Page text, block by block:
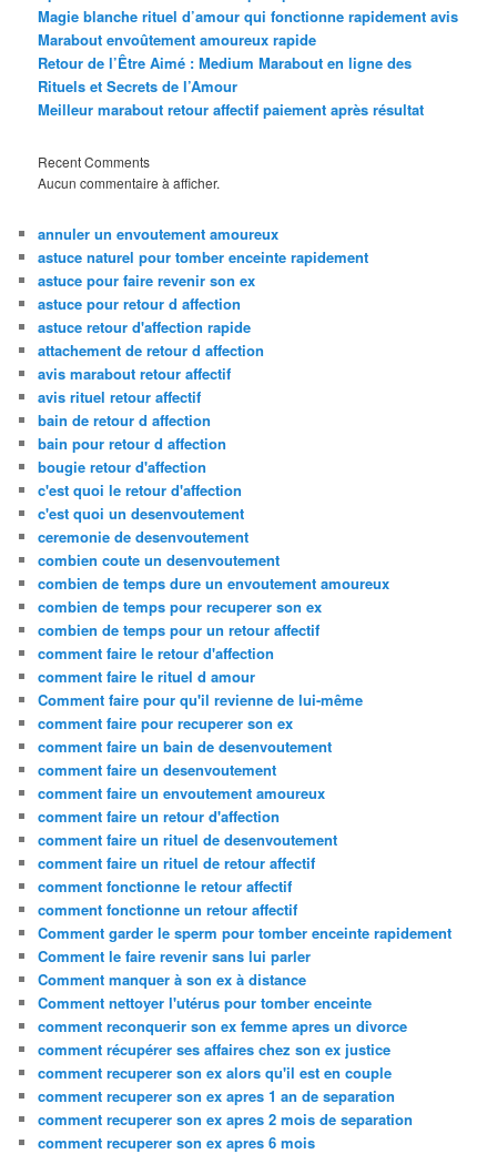
Magie blanche rituel d’amour qui fonctionne rapidement avis
Marabout envoûtement amoureux rapide
Retour de l’Être Aimé : Medium Marabout en ligne des
Rituels et Secrets de l’Amour
Meilleur marabout retour affectif paiement après résultat
Recent Comments
Aucun commentaire à afficher.
annuler un envoutement amoureux
astuce naturel pour tomber enceinte rapidement
astuce pour faire revenir son ex
astuce pour retour d affection
astuce retour d'affection rapide
attachement de retour d affection
avis marabout retour affectif
avis rituel retour affectif
bain de retour d affection
bain pour retour d affection
bougie retour d'affection
c'est quoi le retour d'affection
c'est quoi un desenvoutement
ceremonie de desenvoutement
combien coute un desenvoutement
combien de temps dure un envoutement amoureux
combien de temps pour recuperer son ex
combien de temps pour un retour affectif
comment faire le retour d'affection
comment faire le rituel d amour
Comment faire pour qu'il revienne de lui-même
comment faire pour recuperer son ex
comment faire un bain de desenvoutement
comment faire un desenvoutement
comment faire un envoutement amoureux
comment faire un retour d'affection
comment faire un rituel de desenvoutement
comment faire un rituel de retour affectif
comment fonctionne le retour affectif
comment fonctionne un retour affectif
Comment garder le sperm pour tomber enceinte rapidement
Comment le faire revenir sans lui parler
Comment manquer à son ex à distance
Comment nettoyer l'utérus pour tomber enceinte
comment reconquerir son ex femme apres un divorce
comment récupérer ses affaires chez son ex justice
comment recuperer son ex alors qu'il est en couple
comment recuperer son ex apres 1 an de separation
comment recuperer son ex apres 2 mois de separation
comment recuperer son ex apres 6 mois